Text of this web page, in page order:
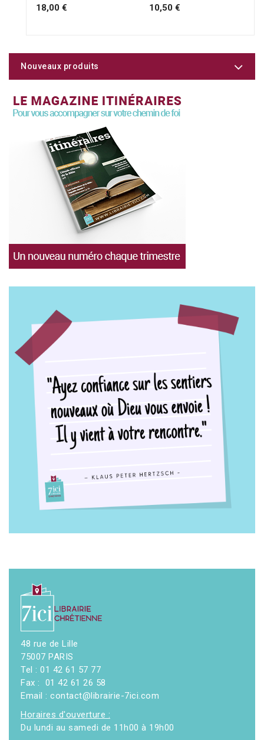
18,00 € 10,50 €
Nouveaux produits
48 rue de Lille
75007 PARIS
Tel : 01 42 61 57 77
Fax : 01 42 61 26 58
Email : contact@librairie-7ici.com
Horaires d'ouverture :
Du lundi au samedi de 11h00 à 19h00